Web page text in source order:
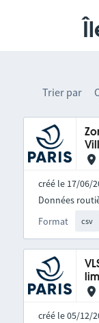
Trier par
créé le 17/06/
Format csv
Données
créé le 05/12/